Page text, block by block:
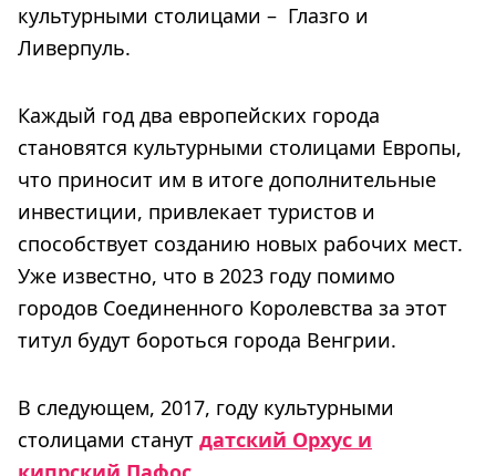
культурными столицами – Глазго и
Ливерпуль.
Каждый год два европейских города
становятся культурными столицами Европы,
что приносит им в итоге дополнительные
инвестиции, привлекает туристов и
способствует созданию новых рабочих мест.
Уже известно, что в 2023 году помимо
городов Соединенного Королевства за этот
титул будут бороться города Венгрии.
В следующем, 2017, году культурными
столицами станут датский Орхус и